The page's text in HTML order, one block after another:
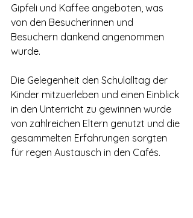
Gipfeli und Kaffee angeboten, was
von den Besucherinnen und
Besuchern dankend angenommen
wurde.
Die Gelegenheit den Schulalltag der
Kinder mitzuerleben und einen Einblick
in den Unterricht zu gewinnen wurde
von zahlreichen Eltern genutzt und die
gesammelten Erfahrungen sorgten
für regen Austausch in den Cafés.